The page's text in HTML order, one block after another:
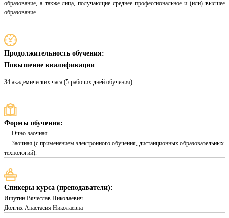
образование, а также лица, получающие среднее профессиональное и (или) высшее
образование.
Продолжительность обучения:
Повышение квалификации
34 академических часа (5 рабочих дней обучения)
Формы обучения:
— Очно-заочная.
— Заочная (с применением электронного обучения, дистанционных образовательных
технологий).
Спикеры курса (преподаватели):
Ишутин Вячеслав Николаевич
Долгих Анастасия Николаевна